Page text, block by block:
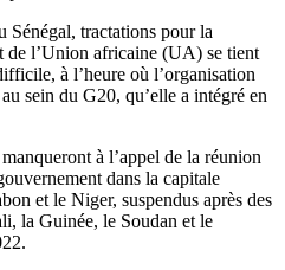
Sénégal, tractations pour la
de l’Union africaine (UA) se tient
à l’heure où l’organisation
sein du G20, qu’elle a intégré en
à l’appel de la réunion
dans la capitale
et le Niger, suspendus après des
la Guinée, le Soudan et le